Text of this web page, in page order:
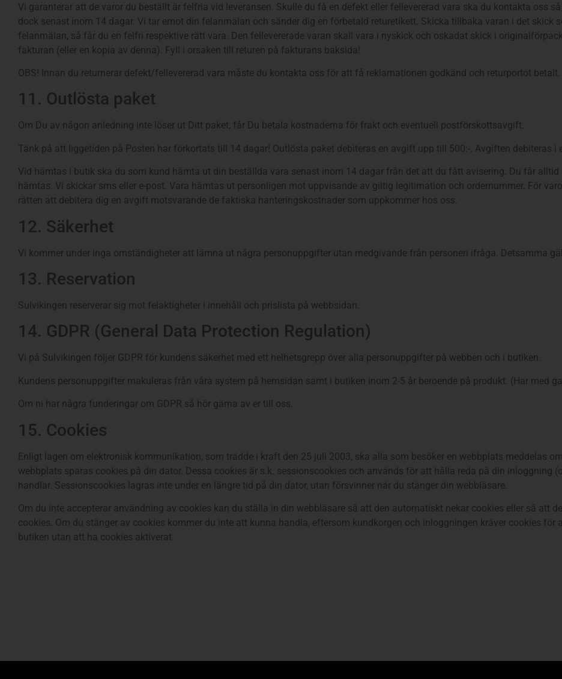
Vi garanterar att de varor du beställt är felfria vid leveransen. Skulle du få en defekt eller fellevererad vara ska du kontakta oss
dock senast inom 14 dagar. Vi tar emot din felanmälan och sänder dig en förbetald returetikett. Skicka tillbaka varan i det skick
felanmälan, så får du en felfri respektive rätt vara. Den fellevererade varan skall vara i nyskick och oskadat skick i
fakturan (eller en kopia av denna). Fyll i orsaken till returen på fakturans baksida!
OBS! Innan du returnerar defekt/fellevererad vara måste du kontakta oss för att få reklamationen godkänd och returportot betalt.
11. Outlösta paket
Om Du av någon anledning inte löser ut Ditt paket, får Du betala kostnaderna för frakt och eventuell postförskottsavgift.
Tänk på att liggetiden på Posten har förkortats till 14 dagar! Outlösta paket debiteras en avgift upp till 500:-. Avgiften debiteras i
Vid hämtas i butik ska du som kund hämta ut din beställda vara senast inom 14 dagar från det att du fått avisering. Du får alltid
hämtas. Vi skickar sms eller e-post. Vara hämtas ut personligen mot uppvisande av giltig legitimation och ordernummer. För
rätten att debitera dig en avgift motsvarande de faktiska hanteringskostnader som uppkommer hos oss.
12. Säkerhet
Vi kommer under inga omständigheter att lämna ut några personuppgifter utan medgivande från personen ifråga. Detsamma
13. Reservation
Sulvikingen reserverar sig mot felaktigheter i innehåll och prislista på webbsidan.
14. GDPR (General Data Protection Regulation)
Vi på Sulvikingen följer GDPR för kundens säkerhet med ett helhetsgrepp över alla personuppgifter på webben och i butiken.
Kundens personuppgifter makuleras från våra system på hemsidan samt i butiken inom 2-5 år beroende på produkt. (Har med
Om ni har några funderingar om GDPR så hör gärna av er till oss.
15. Cookies
Enligt lagen om elektronisk kommunikation, som trädde i kraft den 25 juli 2003, ska alla som besöker en webbplats meddelas
webbplats sparas cookies på din dator. Dessa cookies är s.k. sessionscookies och används för att hålla reda på din inloggning
handlar. Sessionscookies lagras inte under en längre tid på din dator, utan försvinner när du stänger din webbläsare.
Om du inte accepterar användning av cookies kan du ställa in din webbläsare så att den automatiskt nekar cookies eller så att
cookies. Om du stänger av cookies kommer du inte att kunna handla, eftersom kundkorgen och inloggningen kräver cookies för
butiken utan att ha cookies aktiverat.